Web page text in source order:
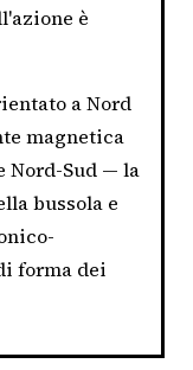
è
a Nord
magnetica
Nord-Sud — la
bussola e
forma dei